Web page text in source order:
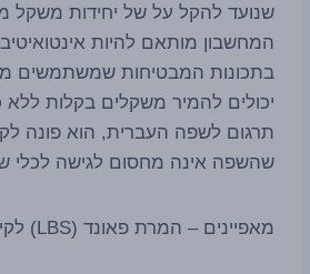
שנועד להקל על של יחידות משקל
המחשבון מותאם להיות
בתכונות המבטיחות שמשתמשים
יכולים להמיר משקלים בקלות
תרגום לשפה העברית, הוא פונה
שהשפה אינה מחסום לגישה לכלי
מאפיינים – המרת פאונד (LBS) לקילוגרם